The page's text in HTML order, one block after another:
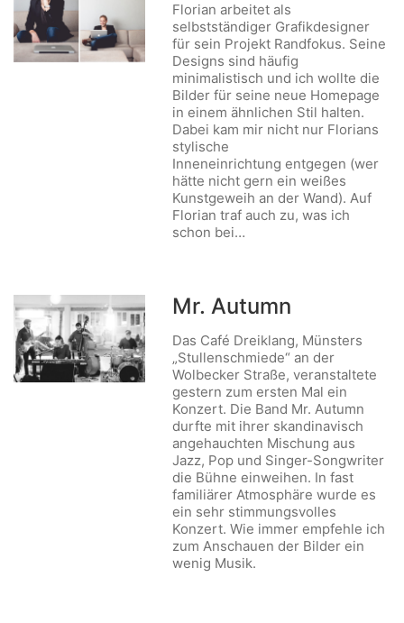
Florian arbeitet als
selbstständiger Grafikdesigner
für sein Projekt Randfokus. Seine
Designs sind häufig
minimalistisch und ich wollte die
Bilder für seine neue Homepage
in einem ähnlichen Stil halten.
Dabei kam mir nicht nur Florians
stylische
Inneneinrichtung entgegen (wer
hätte nicht gern ein weißes
Kunstgeweih an der Wand). Auf
Florian traf auch zu, was ich
schon bei…
Mr. Autumn
Das Café Dreiklang, Münsters
„Stullenschmiede“ an der
Wolbecker Straße, veranstaltete
gestern zum ersten Mal ein
Konzert. Die Band Mr. Autumn
durfte mit ihrer skandinavisch
angehauchten Mischung aus
Jazz, Pop und Singer-Songwriter
die Bühne einweihen. In fast
familiärer Atmosphäre wurde es
ein sehr stimmungsvolles
Konzert. Wie immer empfehle ich
zum Anschauen der Bilder ein
wenig Musik.